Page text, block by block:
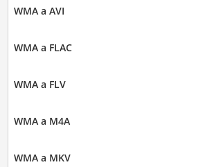
WMA a AVI
WMA a FLAC
WMA a FLV
WMA a M4A
WMA a MKV